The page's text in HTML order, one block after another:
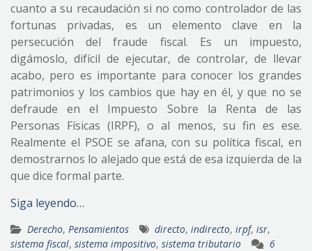
cuanto a su recaudación si no como controlador de las
fortunas privadas, es un elemento clave en la
persecución del fraude fiscal. Es un impuesto,
digámoslo, difícil de ejecutar, de controlar, de llevar
acabo, pero es importante para conocer los grandes
patrimonios y los cambios que hay en él, y que no se
defraude en el Impuesto Sobre la Renta de las
Personas Físicas (IRPF), o al menos, su fin es ese.
Realmente el PSOE se afana, con su política fiscal, en
demostrarnos lo alejado que está de esa izquierda de la
que dice formal parte.
Siga leyendo…
Derecho, Pensamientos directo, indirecto, irpf, isr,
sistema fiscal, sistema impositivo, sistema tributario
6